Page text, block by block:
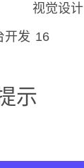
视觉设计
开发 16
示